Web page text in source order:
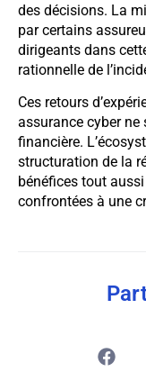
des décisions. La
par certains
dirigeants dans
rationnelle de
Ces retours
assurance cyber ne
financière.
structuration de la
bénéfices tout
confrontées à une